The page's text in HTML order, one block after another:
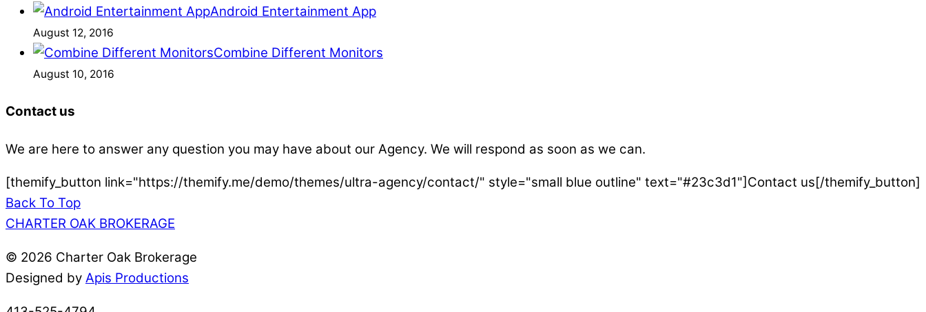
Android Entertainment App
August 12, 2016
Combine Different Monitors
August 10, 2016
Contact us
We are here to answer any question you may have about our Agency. We will respond as soon as we can.
[themify_button link="https://themify.me/demo/themes/ultra-agency/contact/" style="small blue outline" text="#23c3d1"]Contact us[/themify_button]
Back To Top
CHARTER OAK BROKERAGE
© 2026 Charter Oak Brokerage
Designed by Apis Productions